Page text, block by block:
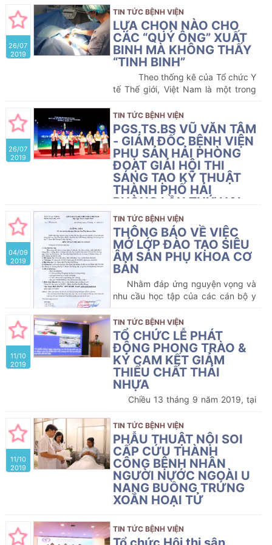
bệnh viện, Bệnh viện Phụ sản Hải
Phòng đã triển khai công tác
thanh toán viện phí cho người
bệnh xuất viện trong ngày, ngay
tại khoa điều trị.
26/07
2019
TIN TỨC BỆNH VIỆN
LỰA CHỌN NÀO CHO
CÁC “QUÝ ÔNG” XUẤT
BINH MÀ KHÔNG THẤY
“TINH BINH”
Theo thống kê của Tổ chức Y
tế Thế giới, Việt Nam là một trong
những quốc gia có tỷ lệ hiếm muộn
vô sinh cao nhất thế giới, khoảng
16-18%. Trong đó, hiếm muộn vô
sinh nam chiếm khoảng 40-50 %
các cặp vợ chồng, nguyên nhân do
tinh trùng ít, tinh trùng di động kém,
tinh trùng dị dạng, không có tinh
trùng. Tỷ lệ vô sinh nam do không
có tinh trùng khoảng 10 %. Nguyên
hoàn và do tắc nghẽn.
Trước đây ai
gặp phải những vấn đề trên sẽ
không có cơ hội làm bố, ngoại trừ
dùng tinh trùng hiến tặng.
26/07
2019
TIN TỨC BỆNH VIỆN
PGS.TS.BS VŨ VĂN TÂM
- GIÁM ĐỐC BỆNH VIỆN
PHỤ SẢN HẢI PHÒNG
ĐOẠT GIẢI HỘI THI
SÁNG TẠO KỸ THUẬT
THÀNH PHỐ HẢI
PHÒNG LẦN THỨ HAI,
NĂM 2018-2019
Sáng 24 tháng 7 năm 2017,
tại Nhà Hát Thành phố, UBND
thành phố Hải Phòng đã tổ chức Lễ
tổng kết và trao giải Hội thi sáng
tạo kỹ thuật thành phố Hải Phòng
lần thứ hai, năm 2018-2019.
04/09
2019
TIN TỨC BỆNH VIỆN
THÔNG BÁO VỀ VIỆC
MỞ LỚP ĐÀO TẠO SIÊU
ÂM SẢN PHỤ KHOA CƠ
BẢN
Nhằm đáp ứng nguyện vọng và
nhu cầu học tập của các cán bộ y
tế về Siêu âm trong lĩnh vực Sản
Phụ khoa, Bệnh viện Phụ sản Hải
Phòng phối hợp với trường Đại học
Y Dược Hải Phòng tổ chức lớp học :
SIÊU ÂM SẢN PHỤ KHOA CƠ BẢN
11/10
2019
TIN TỨC BỆNH VIỆN
TỔ CHỨC LỄ PHÁT
ĐỘNG PHONG TRÀO &
KÝ CAM KẾT GIẢM
THIỂU CHẤT THẢI
NHỰA
Chiều 13 tháng 9 năm 2019, tại
Hội trường Sở Y tế Hải Phòng, Bệnh
viện Phụ sản Hải Phòng đã tổ chức
Lễ phát động phong trào và ký cam
kết giảm thiểu chất thải nhựa tại
Bệnh viện Phụ sản Hải Phòng.
11/10
2019
TIN TỨC BỆNH VIỆN
PHẪU THUẬT NỘI SOI
CẤP CỨU THÀNH
CÔNG BỆNH NHÂN
NGƯỜI NƯỚC NGOÀI U
NANG BUỒNG TRỨNG
XOẮN HOẠI TỬ
Đêm 06/10/2019, Khoa Cấp
cứu Bệnh viện Phụ sản Hải Phòng
tiếp nhận bệnh nhân người
TIN TỨC BỆNH VIỆN